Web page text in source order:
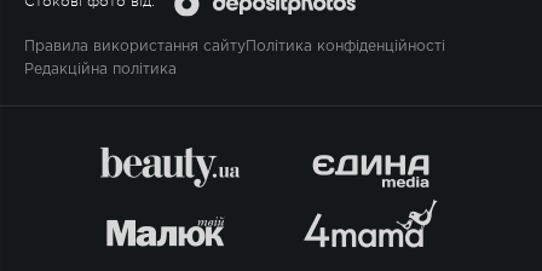
Правила використання сайту Політика конфіденційності
Редакційна політика